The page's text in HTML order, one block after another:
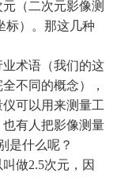
（二次元影像测
标）。那这几种
术语（我们的这
不同的概念），
可以用来测量工
有人把影像测量
是什么呢？
做2.5次元，因